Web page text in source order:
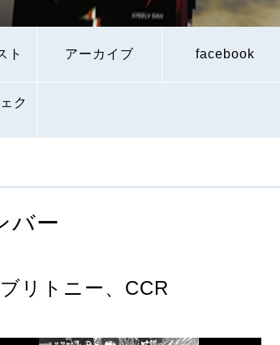
ト アーカイブ facebook
ク
バー
リトニー、CCR